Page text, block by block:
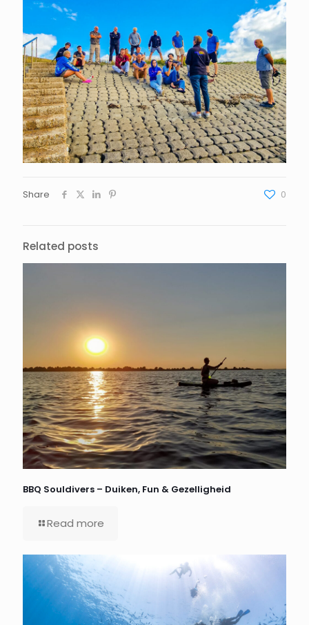
Share 0
Related posts
BBQ Souldivers – Duiken, Fun & Gezelligheid
Read more